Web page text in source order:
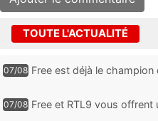
TOUTE L'ACTUALITÉ
07/08 Free est déjà le
07/08 Free et RTL9 vous offrent